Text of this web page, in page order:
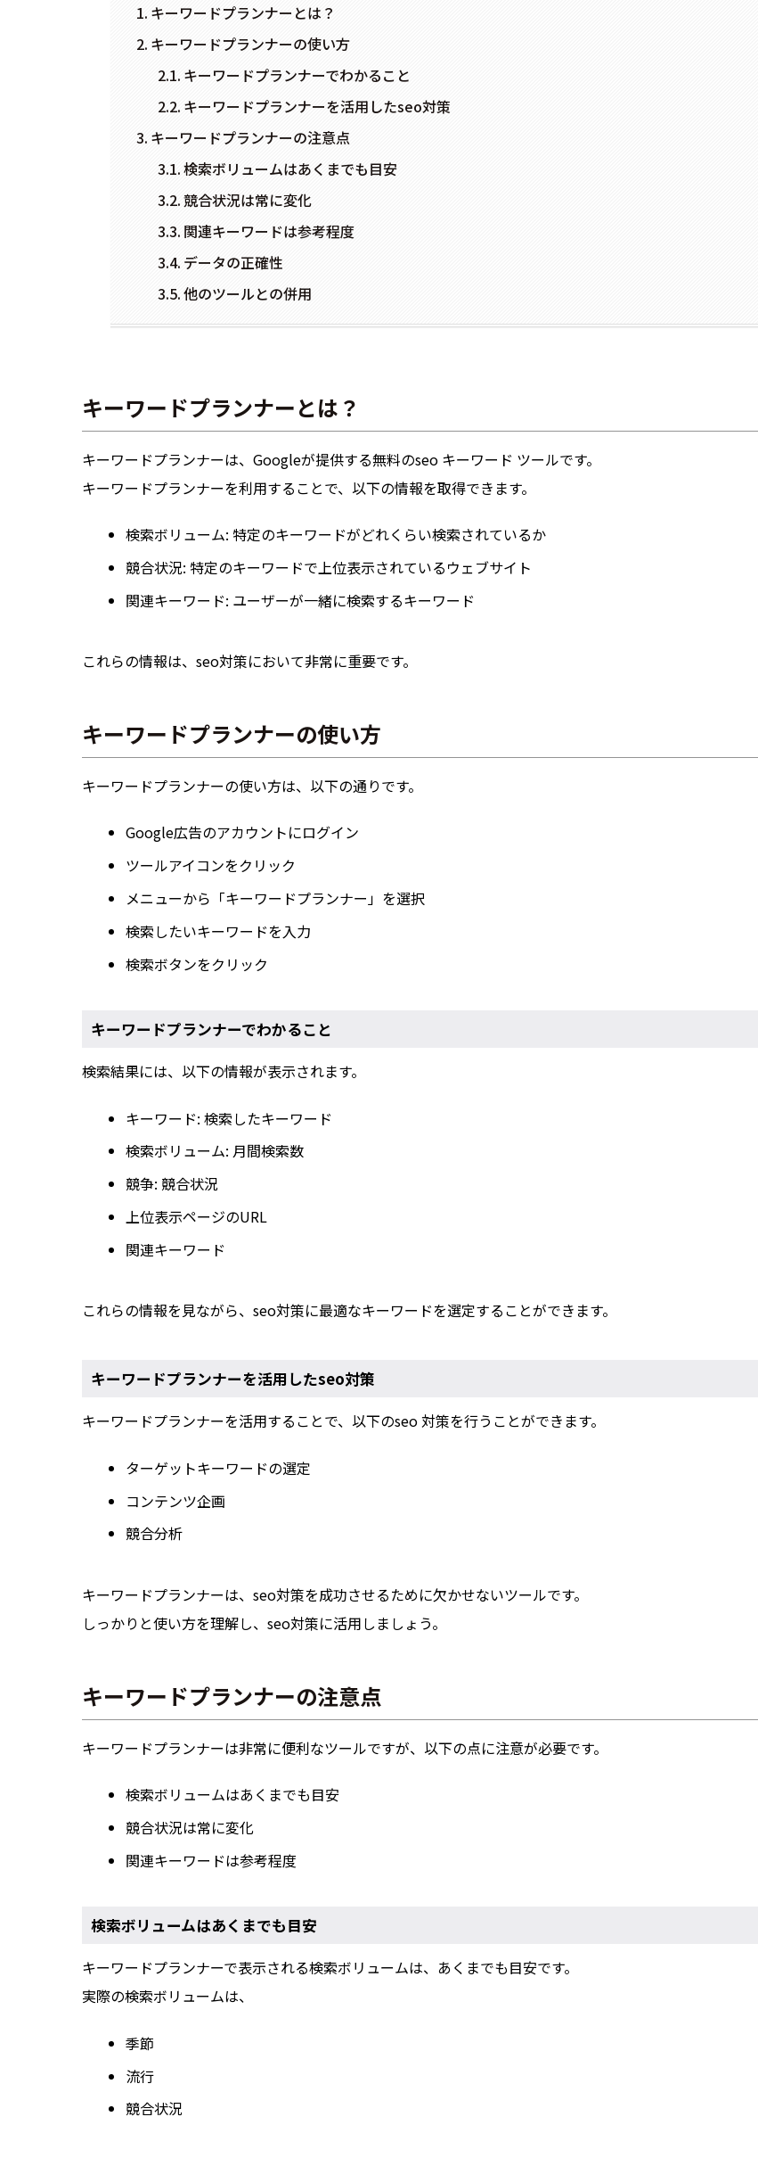
キーワードプランナーとは？
キーワードプランナーの使い方
キーワードプランナーでわかること
キーワードプランナーを活用したseo対策
キーワードプランナーの注意点
検索ボリュームはあくまでも目安
競合状況は常に変化
関連キーワードは参考程度
データの正確性
他のツールとの併用
キーワードプランナーとは？
キーワードプランナーは、Googleが提供する無料のseo キーワード ツールです。
キーワードプランナーを利用することで、以下の情報を取得できます。
検索ボリューム: 特定のキーワードがどれくらい検索されているか
競合状況: 特定のキーワードで上位表示されているウェブサイト
関連キーワード: ユーザーが一緒に検索するキーワード
これらの情報は、seo対策において非常に重要です。
キーワードプランナーの使い方
キーワードプランナーの使い方は、以下の通りです。
Google広告のアカウントにログイン
ツールアイコンをクリック
メニューから「キーワードプランナー」を選択
検索したいキーワードを入力
検索ボタンをクリック
キーワードプランナーでわかること
検索結果には、以下の情報が表示されます。
キーワード: 検索したキーワード
検索ボリューム: 月間検索数
競争: 競合状況
上位表示ページのURL
関連キーワード
これらの情報を見ながら、seo対策に最適なキーワードを選定することができます。
キーワードプランナーを活用したseo対策
キーワードプランナーを活用することで、以下のseo 対策を行うことができます。
ターゲットキーワードの選定
コンテンツ企画
競合分析
キーワードプランナーは、seo対策を成功させるために欠かせないツールです。
しっかりと使い方を理解し、seo対策に活用しましょう。
キーワードプランナーの注意点
キーワードプランナーは非常に便利なツールですが、以下の点に注意が必要です。
検索ボリュームはあくまでも目安
競合状況は常に変化
関連キーワードは参考程度
検索ボリュームはあくまでも目安
キーワードプランナーで表示される検索ボリュームは、あくまでも目安です。
実際の検索ボリュームは、
季節
流行
競合状況